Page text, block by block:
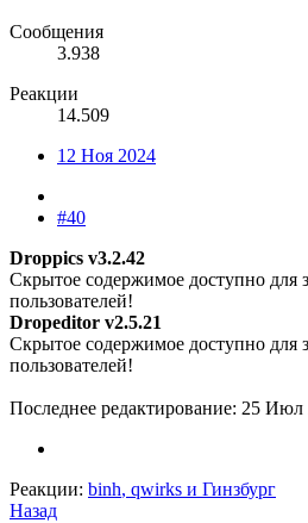
Сообщения
3.938
Реакции
14.509
12 Ноя 2024
#40
Droppics v3.2.42
Скрытое содержимое доступно для
пользователей!
Dropeditor v2.5.21
Скрытое содержимое доступно для
пользователей!
Последнее редактирование: 25 Июл
Реакции: binh, qwirks и Гинзбург
Назад